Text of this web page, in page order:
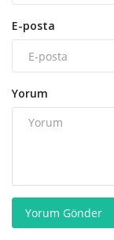
E-posta
Yorum
Yorum Gönder